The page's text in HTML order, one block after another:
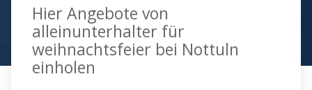
Hier Angebote von
alleinunterhalter für
weihnachtsfeier bei Nottuln
einholen